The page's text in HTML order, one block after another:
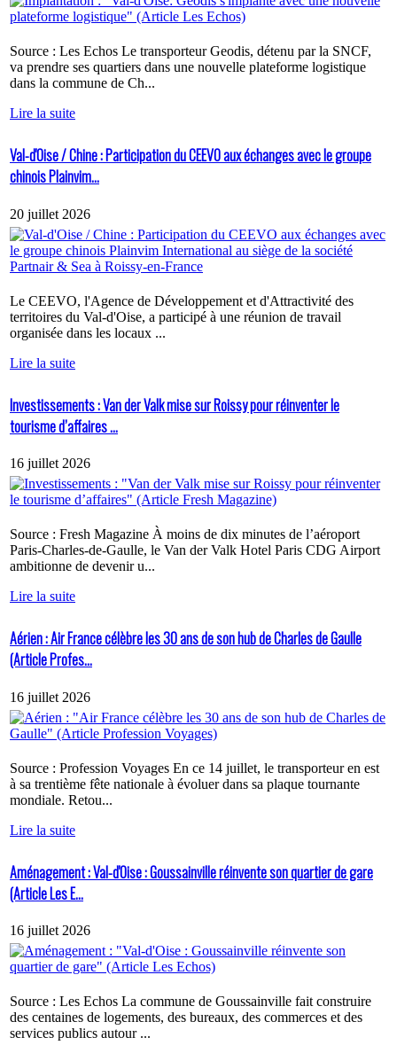
Source : Les Echos Le transporteur Geodis, détenu par la SNCF,
va prendre ses quartiers dans une nouvelle plateforme logistique
dans la commune de Ch...
Lire la suite
Val-d'Oise / Chine : Participation du CEEVO aux échanges avec le groupe
chinois Plainvim...
20 juillet 2026
Le CEEVO, l'Agence de Développement et d'Attractivité des
territoires du Val-d'Oise, a participé à une réunion de travail
organisée dans les locaux ...
Lire la suite
Investissements : Van der Valk mise sur Roissy pour réinventer le
tourisme d’affaires ...
16 juillet 2026
Source : Fresh Magazine À moins de dix minutes de l’aéroport
Paris-Charles-de-Gaulle, le Van der Valk Hotel Paris CDG Airport
ambitionne de devenir u...
Lire la suite
Aérien : Air France célèbre les 30 ans de son hub de Charles de Gaulle
(Article Profes...
16 juillet 2026
Source : Profession Voyages En ce 14 juillet, le transporteur en est
à sa trentième fête nationale à évoluer dans sa plaque tournante
mondiale. Retou...
Lire la suite
Aménagement : Val-d'Oise : Goussainville réinvente son quartier de gare
(Article Les E...
16 juillet 2026
Source : Les Echos La commune de Goussainville fait construire
des centaines de logements, des bureaux, des commerces et des
services publics autour ...